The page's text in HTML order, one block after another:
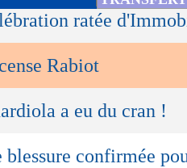
ratée
Rabiot
a eu du cran !
blessure confirmée